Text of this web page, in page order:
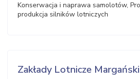
Konserwacja i naprawa samolotów,
produkcja silników lotniczych
Zakłady Lotnicze